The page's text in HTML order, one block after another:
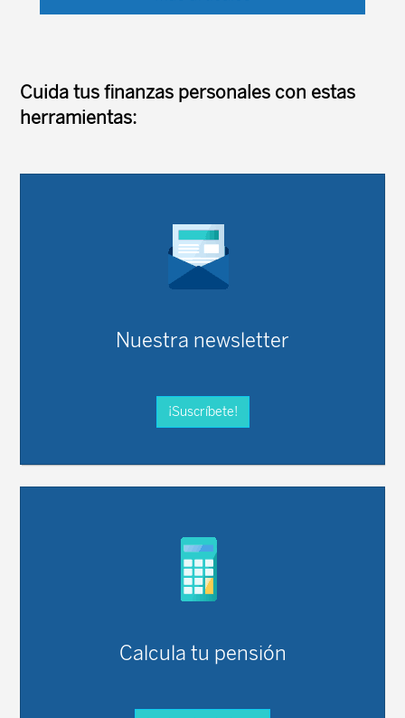
mantenía desde finales de junio pasado para
Cuida tus finanzas personales con estas
herramientas:
Nuestra newsletter
¡Suscríbete!
Calcula tu pensión